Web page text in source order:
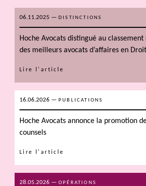
06.11.2025 — DISTINCTIONS
Hoche Avocats distingué au
des meilleurs avocats d’affaires en Droit
Lire l'article
16.06.2026 — PUBLICATIONS
Hoche Avocats annonce la promotion
counsels
Lire l'article
28.05.2026 — OPÉRATIONS